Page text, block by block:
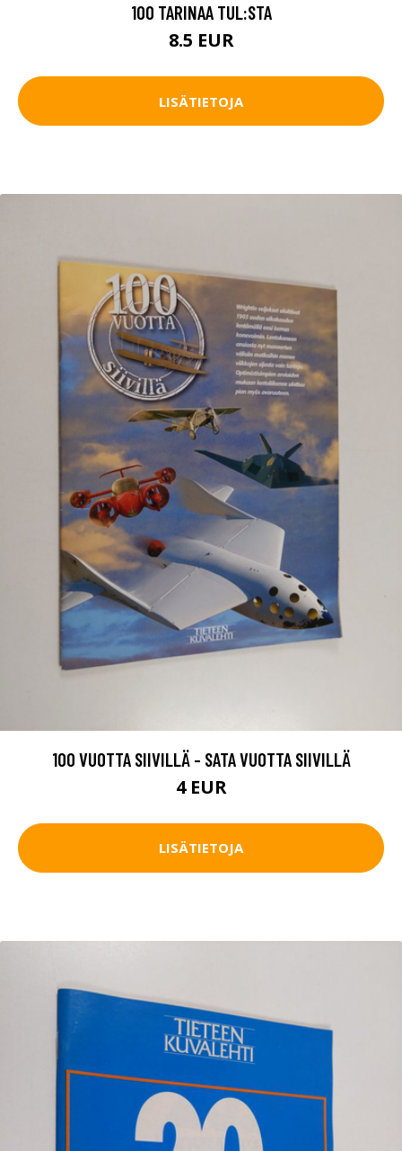
100 TARINAA TUL:STA
8.5 EUR
LISÄTIETOJA
100 VUOTTA SIIVILLÄ - SATA VUOTTA SIIVILLÄ
4 EUR
LISÄTIETOJA